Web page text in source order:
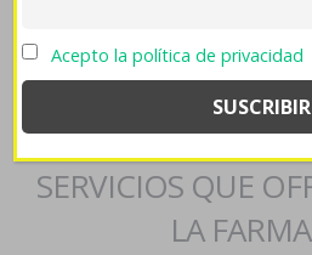
https://farmaciapilarica.es/pilaricameds-
amoxaren-amoxigobens-britamox-
Comprar ventolin
SERVICIOS QUE
LA
Acepto la política de privacidad